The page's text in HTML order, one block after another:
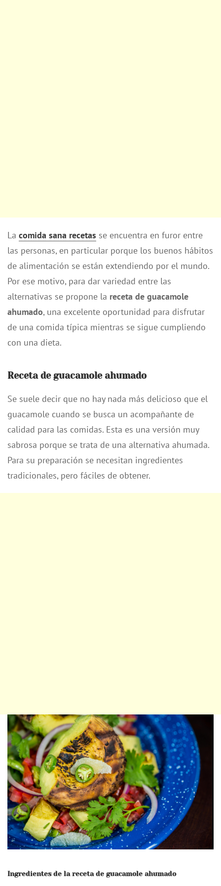
La comida sana recetas se encuentra en furor entre
las personas, en particular porque los buenos hábitos
de alimentación se están extendiendo por el mundo.
Por ese motivo, para dar variedad entre las
alternativas se propone la receta de guacamole
ahumado, una excelente oportunidad para disfrutar
de una comida típica mientras se sigue cumpliendo
con una dieta.
Receta de guacamole ahumado
Se suele decir que no hay nada más delicioso que el
guacamole cuando se busca un acompañante de
calidad para las comidas. Esta es una versión muy
sabrosa porque se trata de una alternativa ahumada.
Para su preparación se necesitan ingredientes
tradicionales, pero fáciles de obtener.
Ingredientes de la receta de guacamole ahumado